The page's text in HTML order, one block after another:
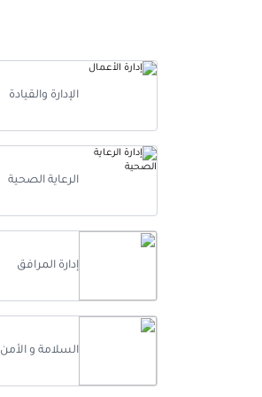
الإدارة والقيادة
الرعاية الصحية
إدارة المرافق
السلامة و الأمن